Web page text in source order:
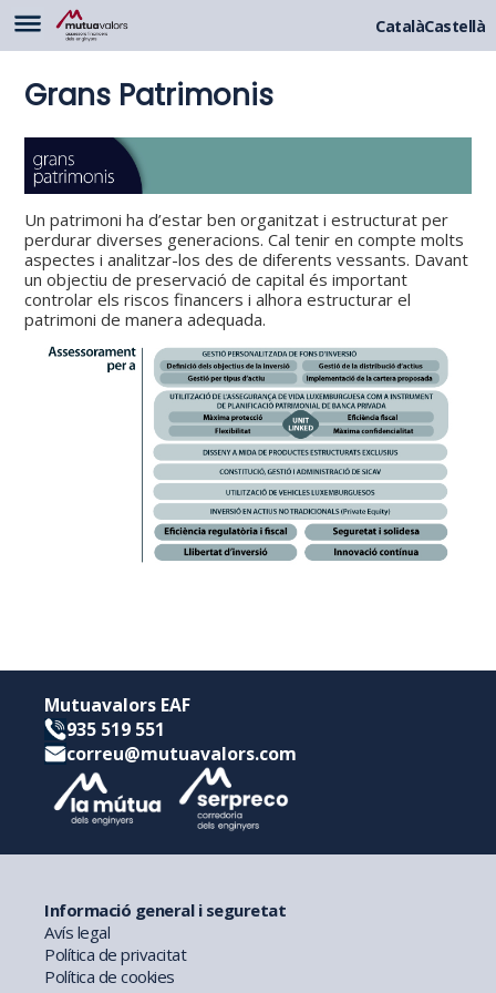
CatalàCastellà
Grans Patrimonis
Un patrimoni ha d’estar ben organitzat i estructurat per
perdurar diverses generacions. Cal tenir en compte molts
aspectes i analitzar-los des de diferents vessants. Davant
un objectiu de preservació de capital és important
controlar els riscos financers i alhora estructurar el
patrimoni de manera adequada.
Mutuavalors EAF
935 519 551
correu@mutuavalors.com
Informació general i seguretat
Avís legal
Política de privacitat
Política de cookies